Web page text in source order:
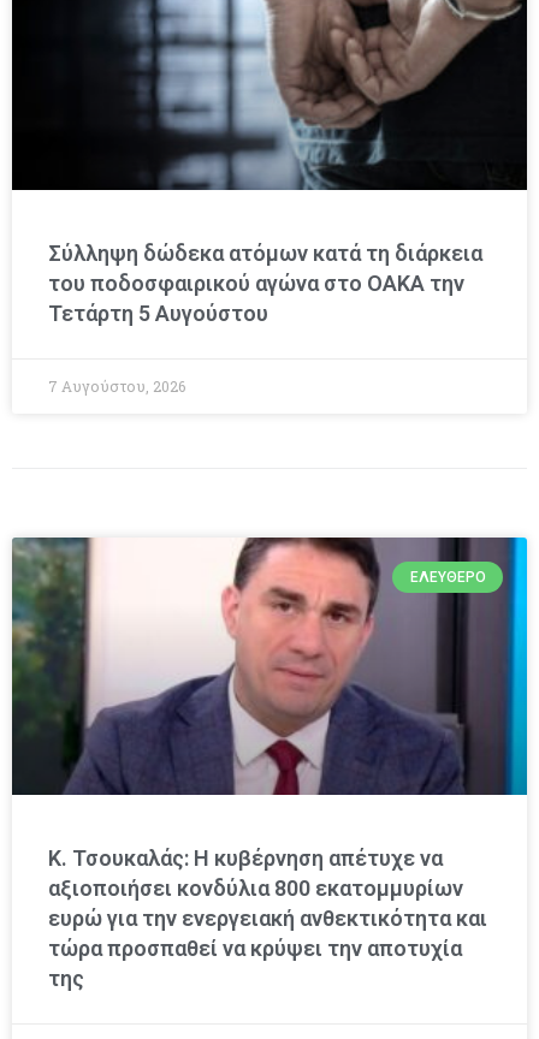
Σύλληψη δώδεκα ατόμων κατά τη διάρκεια
του ποδοσφαιρικού αγώνα στο ΟΑΚΑ την
Τετάρτη 5 Αυγούστου
7 Αυγούστου, 2026
ΕΛΕΎΘΕΡΟ
Κ. Τσουκαλάς: Η κυβέρνηση απέτυχε να
αξιοποιήσει κονδύλια 800 εκατομμυρίων
ευρώ για την ενεργειακή ανθεκτικότητα και
τώρα προσπαθεί να κρύψει την αποτυχία
της